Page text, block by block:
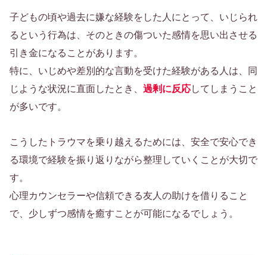
子どもの頃や過去に嫌な経験をした人にとって、いじられ
るという行為は、そのときの傷ついた感情を思い出させる
引き金になることがあります。
特に、いじめや差別的な言動を受けた経験がある人は、同
じような状況に直面したとき、 過剰に反応してしまうこと
が多いです。
こうしたトラウマを乗り越えるためには、安全で安心でき
る環境で経験を振り返りながら整理していくことが大切で
す。
心理カウンセラーや信頼できる友人の助けを借りること
で、少しずつ感情を癒すことが可能になるでしょう。